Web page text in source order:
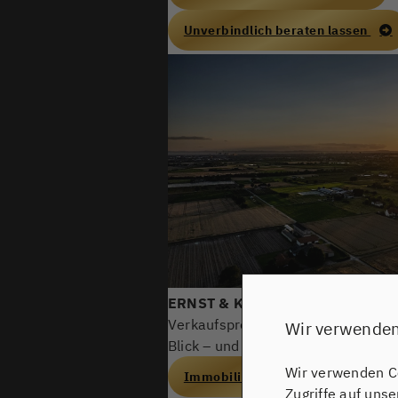
Unverbindlich beraten lassen
ERNST & KOLLEGEN Real Estate
Verkaufsprozess. Dank unserer
Blick – und sorgen dafür, dass der
Immobilienbewertung erhalten
Wir
Wir verwenden
Zugriffe auf